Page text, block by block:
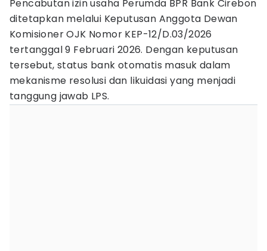
Pencabutan izin usaha Perumda BPR Bank Cirebon
ditetapkan melalui Keputusan Anggota Dewan
Komisioner OJK Nomor KEP-12/D.03/2026
tertanggal 9 Februari 2026. Dengan keputusan
tersebut, status bank otomatis masuk dalam
mekanisme resolusi dan likuidasi yang menjadi
tanggung jawab LPS.